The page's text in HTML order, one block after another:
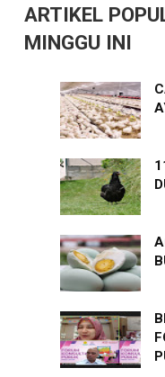
ARTIKEL
MINGGU INI